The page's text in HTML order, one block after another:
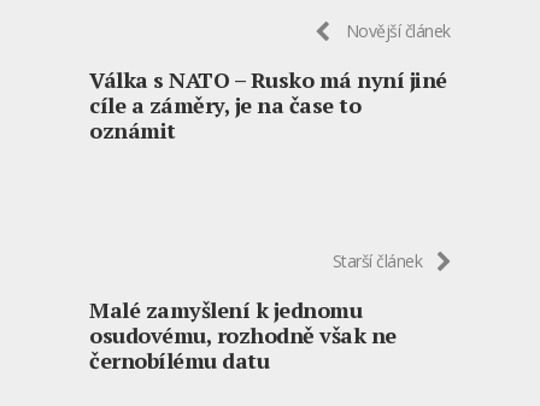
Novější článek
Válka s NATO – Rusko má nyní jiné
cíle a záměry, je na čase to
oznámit
Starší článek
Malé zamyšlení k jednomu
osudovému, rozhodně však ne
černobílému datu